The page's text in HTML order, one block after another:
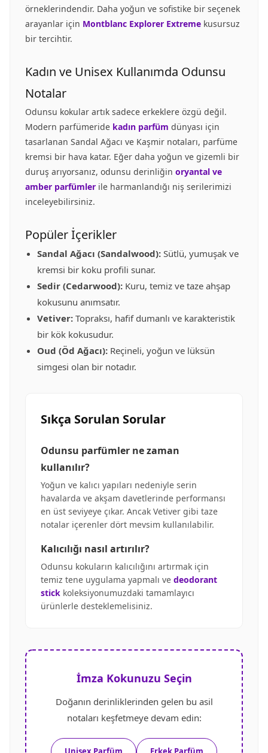
örneklerindendir. Daha yoğun ve sofistike bir seçenek
arayanlar için Montblanc Explorer Extreme kusursuz
bir tercihtir.
Kadın ve Unisex Kullanımda Odunsu
Notalar
Odunsu kokular artık sadece erkeklere özgü değil.
Modern parfümeride kadın parfüm dünyası için
tasarlanan Sandal Ağacı ve Kaşmir notaları, parfüme
kremsi bir hava katar. Eğer daha yoğun ve gizemli bir
duruş arıyorsanız, odunsu derinliğin oryantal ve
amber parfümler ile harmanlandığı niş serilerimizi
inceleyebilirsiniz.
Popüler İçerikler
Sandal Ağacı (Sandalwood): Sütlü, yumuşak ve
kremsi bir koku profili sunar.
Sedir (Cedarwood): Kuru, temiz ve taze ahşap
kokusunu anımsatır.
Vetiver: Topraksı, hafif dumanlı ve karakteristik
bir kök kokusudur.
Oud (Öd Ağacı): Reçineli, yoğun ve lüksün
simgesi olan bir notadır.
Sıkça Sorulan Sorular
Odunsu parfümler ne zaman
kullanılır?
Yoğun ve kalıcı yapıları nedeniyle serin
havalarda ve akşam davetlerinde performansı
en üst seviyeye çıkar. Ancak Vetiver gibi taze
notalar içerenler dört mevsim kullanılabilir.
Kalıcılığı nasıl artırılır?
Odunsu kokuların kalıcılığını artırmak için
temiz tene uygulama yapmalı ve deodorant
stick koleksiyonumuzdaki tamamlayıcı
ürünlerle desteklemelisiniz.
İmza Kokunuzu Seçin
Doğanın derinliklerinden gelen bu asil
notaları keşfetmeye devam edin: